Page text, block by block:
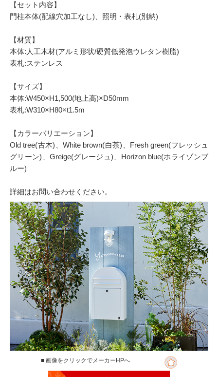
【セット内容】
門柱本体(配線穴加工なし)、照明・表札(別納)
【材質】
本体:人工木材(アルミ形状/硬質低発泡ウレタン樹脂)
表札:ステンレス
【サイズ】
本体:W450×H1,500(地上高)×D50mm
表札:W310×H80×t1.5m
【カラーバリエーション】
Old tree(古木)、White brown(白茶)、Fresh green(フレッシュ
グリーン)、Greige(グレージュ)、Horizon blue(ホライゾンブ
ルー)
詳細はお問い合わせください。
■ 画像をクリックでメーカーHPへ